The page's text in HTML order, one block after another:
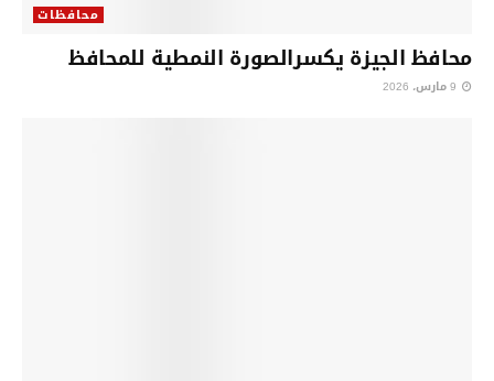
محافظات
محافظ الجيزة يكسرالصورة النمطية للمحافظ